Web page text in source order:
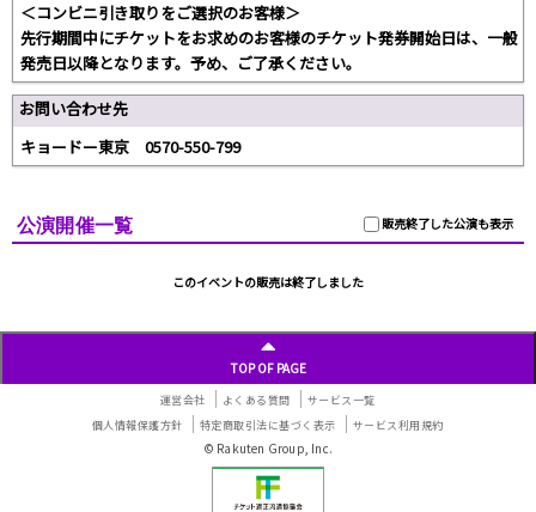
＜コンビニ引き取りをご選択のお客様＞
先行期間中にチケットをお求めのお客様のチケット発券開始日は、一般
発売日以降となります。予め、ご了承ください。
お問い合わせ先
キョードー東京 0570-550-799
販売終了した公演も表示
公演開催一覧
このイベントの販売は終了しました
TOP OF PAGE
運営会社 よくある質問
サービス一覧
個人情報保護方針
特定商取引法に基づく表示 サービス利用規約
© Rakuten Group, Inc.